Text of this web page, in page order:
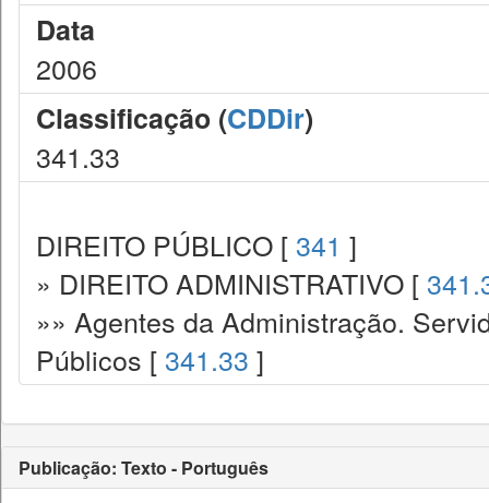
Data
2006
Classificação (CDDir)
341.33
DIREITO PÚBLICO [ 341 ]
» DIREITO ADMINISTRATIVO [
»» Agentes da Administração.
Públicos [ 341.33 ]
Publicação: Texto - Português